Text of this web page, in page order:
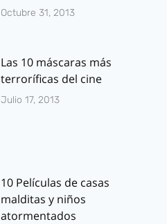
Octubre 31, 2013
Las 10 máscaras más
terroríficas del cine
Julio 17, 2013
10 Películas de casas
malditas y niños
atormentados